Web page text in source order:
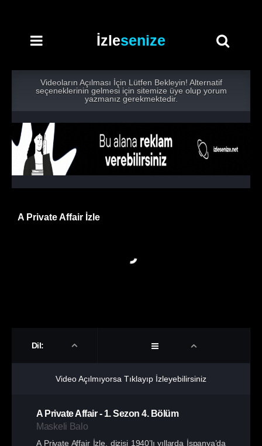
İzlesenize
Videoların Açılması İçin Lütfen Bekleyin! Alternatif
seçeneklerinin gelmesi için sitemize üye olup yorum
yazmanız gerekmektedir.
A Private Affair İzle
Dil:
Video Açılmıyorsa Tıklayıp İzleyebilirsiniz
A Private Affair- 1. Sezon 4. Bölüm
Maskeli Balo
A Private Affair İzle, dizisi 1940’lı yıllarda İspanya’da